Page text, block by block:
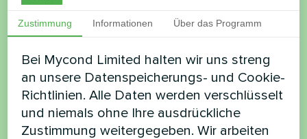
Möchten Sie kaufen oder
haben Sie Fragen?
Kontaktieren Sie uns und wir werden Ihnen
helfen
Name
Zustimmung Informationen Über das Programm
Bei Mycond Limited halten wir uns streng
an unsere Datenspeicherungs- und Cookie-
Richtlinien. Alle Daten werden verschlüsselt
und niemals ohne Ihre ausdrückliche
Zustimmung weitergegeben. Wir arbeiten